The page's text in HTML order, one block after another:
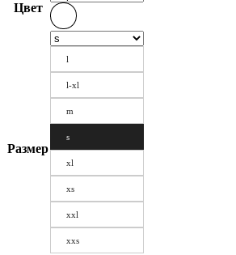
Цвет
Размер
l
l-xl
m
s
xl
xs
xxl
xxs